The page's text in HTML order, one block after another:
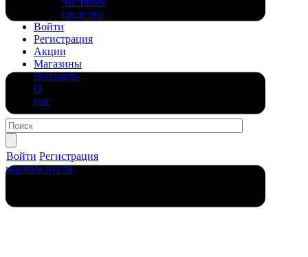
средство
Войти
Регистрация
Акции
Магазины
Контакты
О
нас
Войти Регистрация
корзина пуста